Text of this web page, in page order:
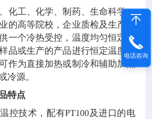
化工、化学、制药、生命科学、
的高等院校，企业质检及生产部
一个冷热受控，温度均匀恒定的
品或生产的产品进行恒定温度实
作为直接加热或制冷和辅助加热
冷源。
特点
控技术，配有PT100及进口的电
电话咨询